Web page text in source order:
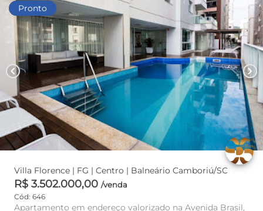
Pronto
chevron_left chevron_right
Villa Florence | FG | Centro | Balneário Camboriú/SC
R$ 3.502.000,00 /venda
Cód: 646
Apartamento em endereço valorizado na Avenida Brasil,